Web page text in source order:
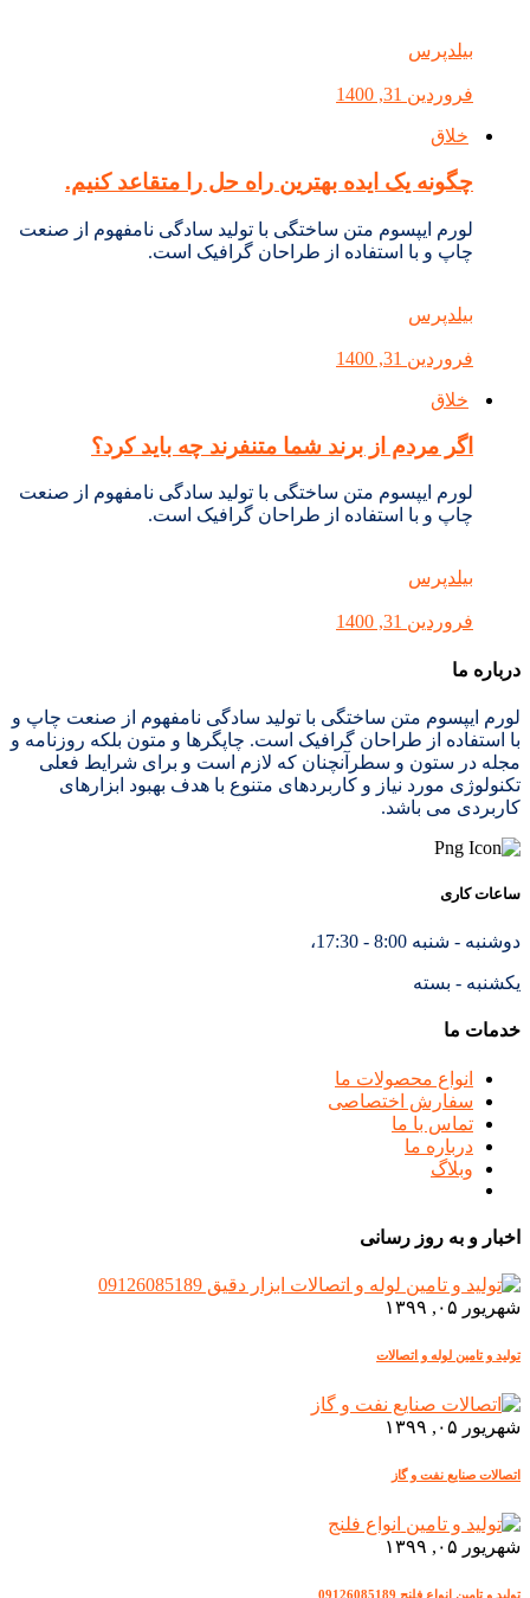
بیلدپرس
فروردین 31, 1400
خلاق
چگونه یک ایده بهترین راه حل را متقاعد کنیم.
لورم ایپسوم متن ساختگی با تولید سادگی نامفهوم از صنعت
چاپ و با استفاده از طراحان گرافیک است.
بیلدپرس
فروردین 31, 1400
خلاق
اگر مردم از برند شما متنفرند چه باید کرد؟
لورم ایپسوم متن ساختگی با تولید سادگی نامفهوم از صنعت
چاپ و با استفاده از طراحان گرافیک است.
بیلدپرس
فروردین 31, 1400
درباره ما
لورم ایپسوم متن ساختگی با تولید سادگی نامفهوم از صنعت چاپ و
با استفاده از طراحان گرافیک است. چاپگرها و متون بلکه روزنامه و
مجله در ستون و سطرآنچنان که لازم است و برای شرایط فعلی
تکنولوژی مورد نیاز و کاربردهای متنوع با هدف بهبود ابزارهای
کاربردی می باشد.
ساعات کاری
دوشنبه - شنبه 8:00 - 17:30،
یکشنبه - بسته
خدمات ما
انواع محصولات ما
سفارش اختصاصی
تماس با ما
درباره ما
وبلاگ
اخبار و به روز رسانی
شهریور ۰۵, ۱۳۹۹
تولید و تامین لوله و اتصالات
شهریور ۰۵, ۱۳۹۹
اتصالات صنایع نفت و گاز
شهریور ۰۵, ۱۳۹۹
تولید و تامین انواع فلنج 09126085189